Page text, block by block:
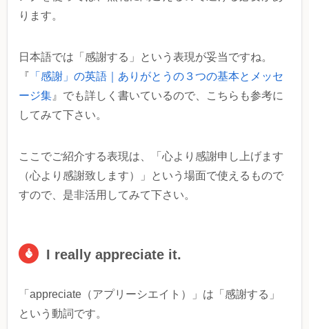
ります。
日本語では「感謝する」という表現が妥当ですね。
『 「感謝」の英語｜ありがとうの３つの基本とメッセ
ージ集 』でも詳しく書いているので、こちらも参考に
してみて下さい。
ここでご紹介する表現は、「心より感謝申し上げます
（心より感謝致します）」という場面で使えるもので
すので、是非活用してみて下さい。
I really appreciate it.
「appreciate（アプリーシエイト）」は「感謝する」
という動詞です。